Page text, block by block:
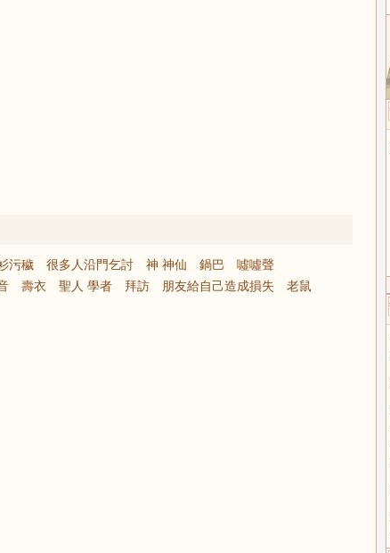
污穢 很多人沿門乞討 神 神仙 鍋巴
噓噓聲
壽衣 聖人 學者 拜訪 朋友給自己造成損失
老鼠